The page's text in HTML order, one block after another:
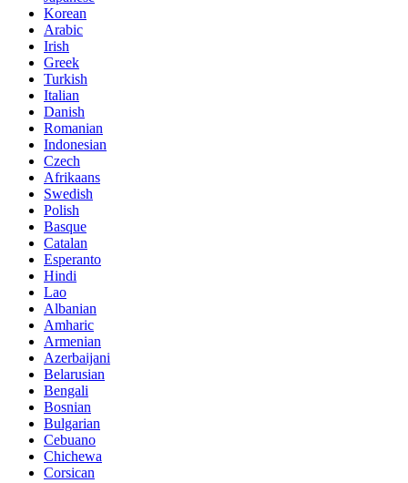
Korean
Arabic
Irish
Greek
Turkish
Italian
Danish
Romanian
Indonesian
Czech
Afrikaans
Swedish
Polish
Basque
Catalan
Esperanto
Hindi
Lao
Albanian
Amharic
Armenian
Azerbaijani
Belarusian
Bengali
Bosnian
Bulgarian
Cebuano
Chichewa
Corsican